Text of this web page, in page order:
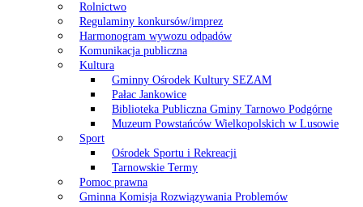
Rolnictwo
Regulaminy konkursów/imprez
Harmonogram wywozu odpadów
Komunikacja publiczna
Kultura
Gminny Ośrodek Kultury SEZAM
Pałac Jankowice
Biblioteka Publiczna Gminy Tarnowo Podgórne
Muzeum Powstańców Wielkopolskich w Lusowie
Sport
Ośrodek Sportu i Rekreacji
Tarnowskie Termy
Pomoc prawna
Gminna Komisja Rozwiązywania Problemów